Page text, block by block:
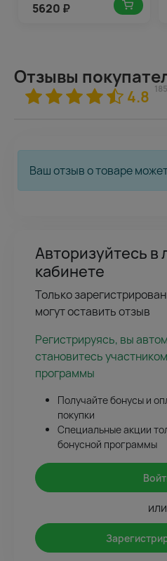
5620 ₽
Отзывы
4.8
Ваш отзыв о товаре
Авторизуйтесь в
кабинете
Только
могут оставить отзыв
Регистрируясь, вы
становитесь
программы
Получайте бонусы и
покупки
Специальные акции
бонусной программы
или